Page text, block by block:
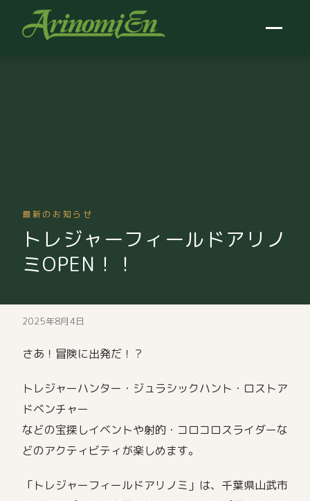
最新のお知らせ
トレジャーフィールドアリノ
ミOPEN！！
2025年8月4日
さあ！冒険に出発だ！？
トレジャーハンター・ジュラシックハント・ロストア
ドベンチャー
などの宝探しイベントや射的・コロコロスライダーな
どのアクティビティが楽しめます。
「トレジャーフィールドアリノミ」は、千葉県山武市